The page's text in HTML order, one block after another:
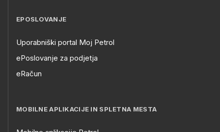
EPOSLOVANJE
Uporabniški portal Moj Petrol
ePoslovanje za podjetja
eRačun
MOBILNE APLIKACIJE IN SPLETNA MESTA